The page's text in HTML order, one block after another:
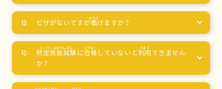
ビザがないですが働けますか？
特定技能試験に合格 していないと利用 できません
か？